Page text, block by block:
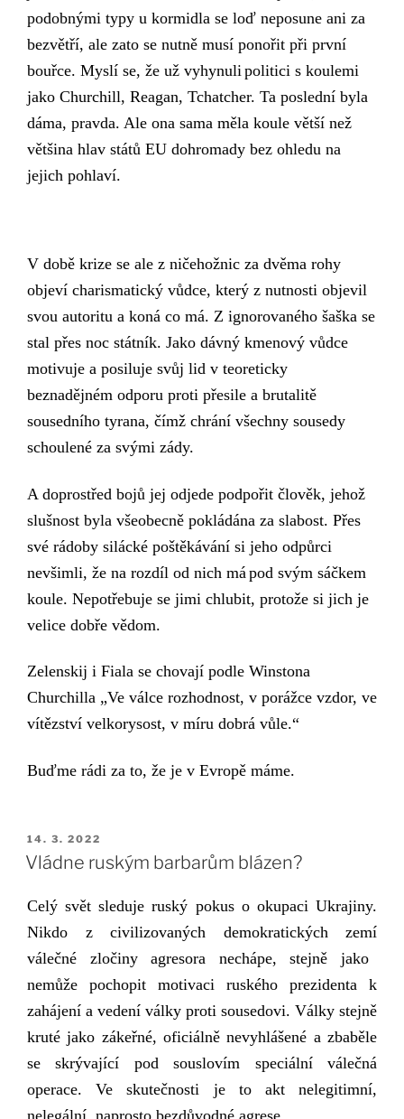
podobnými typy u kormidla se loď neposune ani za
bezvětří, ale zato se nutně musí ponořit při první
bouřce. Myslí se, že už vyhynulipolitici s koulemi
jako Churchill, Reagan, Tchatcher. Ta poslední byla
dáma, pravda. Ale ona sama měla koule větší než
většina hlav států EU dohromady bez ohledu na
jejich pohlaví.
V době krize se ale z ničehožnic za dvěma rohy
objeví charismatický vůdce, který z nutnosti objevil
svou autoritu a koná co má. Z ignorovaného šaška se
stal přes noc státník. Jako dávný kmenový vůdce
motivuje a posiluje svůj lid v teoreticky
beznadějném odporu proti přesile a brutalitě
sousedního tyrana, čímž chrání všechny sousedy
schoulené za svými zády.
A doprostřed bojů jej odjede podpořit člověk, jehož
slušnost byla všeobecně pokládána za slabost. Přes
své rádoby silácké poštěkávání si jeho odpůrci
nevšimli, že na rozdíl od nich má pod svým sáčkem
koule. Nepotřebuje se jimi chlubit, protože si jich je
velice dobře vědom.
Zelenskij i Fiala se chovají podle Winstona
Churchilla „Ve válce rozhodnost, v porážce vzdor, ve
vítězství velkorysost, v míru dobrá vůle.“
Buďme rádi za to, že je v Evropě máme.
PUBLIKOVÁNO
14. 3. 2022
Vládne ruským barbarům blázen?
Celý svět sleduje ruský pokus o okupaci Ukrajiny.
Nikdo z civilizovaných demokratických zemí
válečné zločiny agresora nechápe, stejně jako
nemůže pochopit motivaci ruského prezidenta k
zahájení a vedení války proti sousedovi. Války stejně
kruté jako zákeřné, oficiálně nevyhlášené a zbaběle
se skrývající pod souslovím speciální válečná
operace. Ve skutečnosti je to akt nelegitimní,
nelegální, naprosto bezdůvodné agrese.